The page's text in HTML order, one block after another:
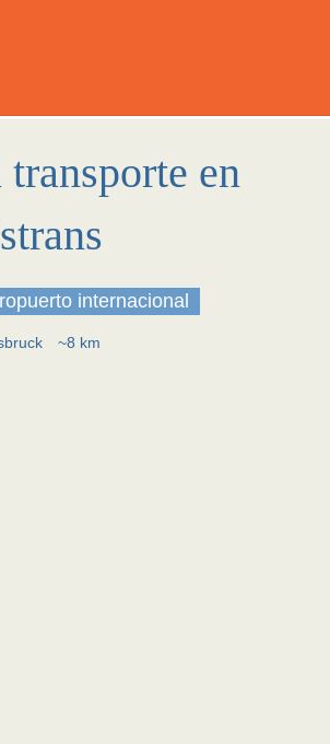
transporte en
internacional
~8 km